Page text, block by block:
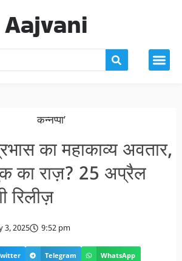
Aajvani
का महाकाव्य अवतार,
का राज़? 25 अप्रैल
रिलीज़
3, 2025 9:52 pm
Telegram WhatsApp